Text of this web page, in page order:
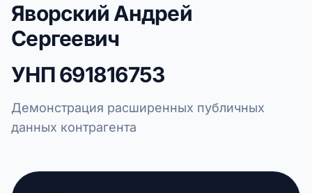
Яворский Андрей
Сергеевич
УНП691816753
Демонстрация расширенных публичных
данных контрагента